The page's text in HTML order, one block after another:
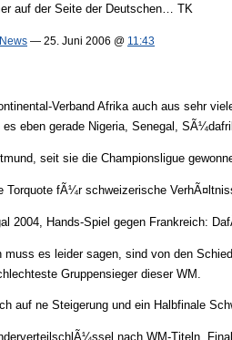
auf der Seite der Deutschen… TK
— 25. Juni 2006 @ 11:43
Verband Afrika auch aus sehr
eben gerade Nigeria, Senegal,
seit sie die Championsligue
Torquote fÃ¼r schweizerische
2004, Hands-Spiel gegen Frankreich:
es leider sagen, sind von den
Gruppensieger dieser WM.
auf ne Steigerung und ein Halbfinale
nach WM-Titeln,